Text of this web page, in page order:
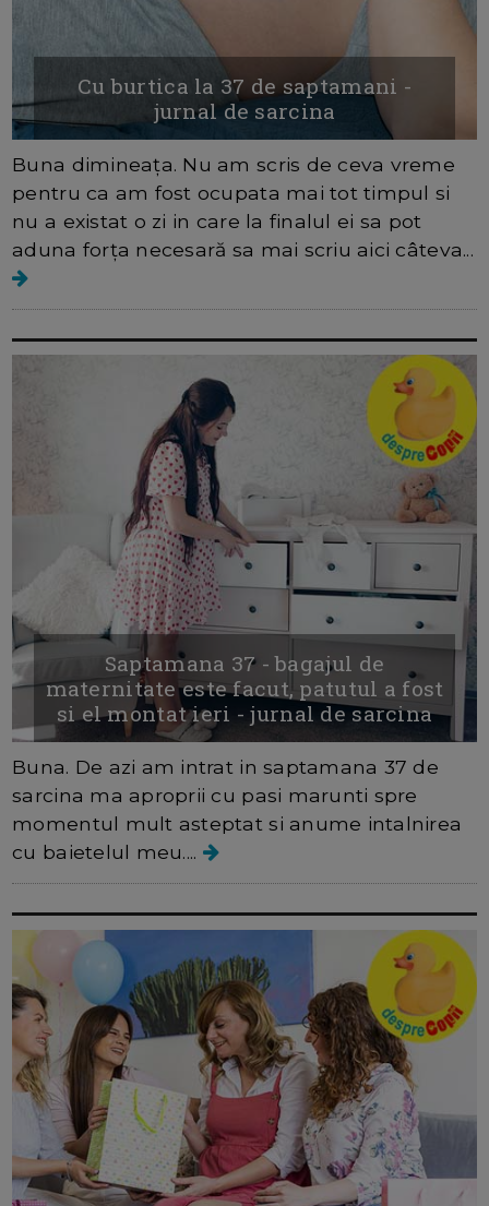
Cu burtica la 37 de saptamani -
jurnal de sarcina
Buna dimineața. Nu am scris de ceva vreme
pentru ca am fost ocupata mai tot timpul si
nu a existat o zi in care la finalul ei sa pot
aduna forța necesară sa mai scriu aici câteva...
Saptamana 37 - bagajul de
maternitate este facut, patutul a fost
si el montat ieri - jurnal de sarcina
Buna. De azi am intrat in saptamana 37 de
sarcina ma aproprii cu pasi marunti spre
momentul mult asteptat si anume intalnirea
cu baietelul meu....